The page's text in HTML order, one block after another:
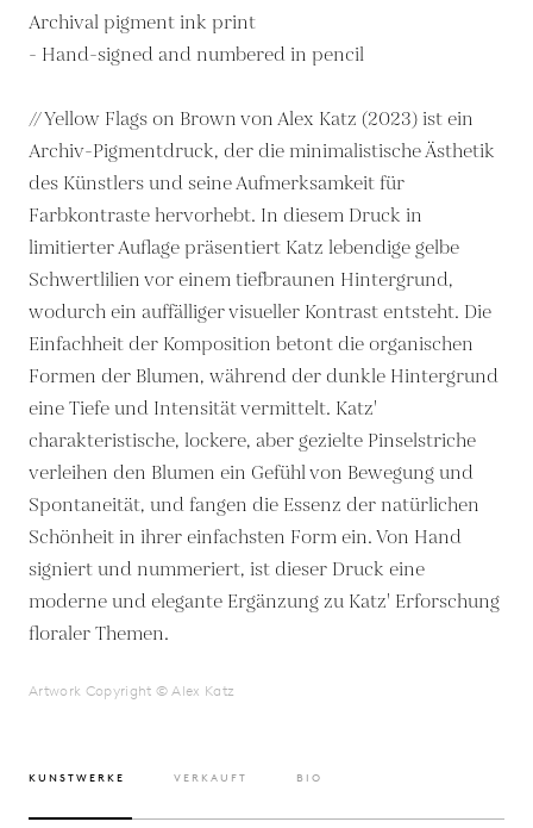
Archival pigment ink print
- Hand-signed and numbered in pencil
// Yellow Flags on Brown von Alex Katz (2023) ist ein
Archiv-Pigmentdruck, der die minimalistische Ästhetik
des Künstlers und seine Aufmerksamkeit für
Farbkontraste hervorhebt. In diesem Druck in
limitierter Auflage präsentiert Katz lebendige gelbe
Schwertlilien vor einem tiefbraunen Hintergrund,
wodurch ein auffälliger visueller Kontrast entsteht. Die
Einfachheit der Komposition betont die organischen
Formen der Blumen, während der dunkle Hintergrund
eine Tiefe und Intensität vermittelt. Katz'
charakteristische, lockere, aber gezielte Pinselstriche
verleihen den Blumen ein Gefühl von Bewegung und
Spontaneität, und fangen die Essenz der natürlichen
Schönheit in ihrer einfachsten Form ein. Von Hand
signiert und nummeriert, ist dieser Druck eine
moderne und elegante Ergänzung zu Katz' Erforschung
floraler Themen.
Artwork Copyright © Alex Katz
KUNSTWERKE VERKAUFT BIO